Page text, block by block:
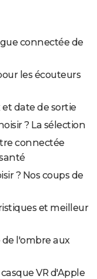
connectée de
les écouteurs
et date de sortie
? La sélection
connectée
? Nos coups de
et meilleur
de l'ombre aux
VR d'Apple